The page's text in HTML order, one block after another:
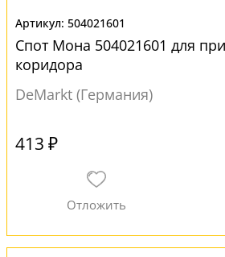
504021601
Спот Мона 504021601 для
коридора
DeMarkt (Германия)
413 ₽